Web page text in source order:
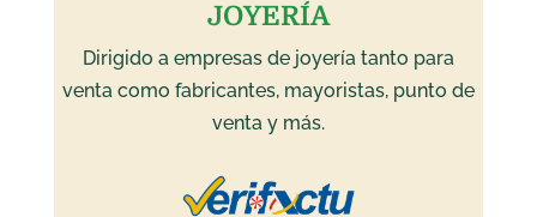
JOYERÍA
Dirigido a empresas de joyería tanto para
venta como fabricantes, mayoristas, punto de
venta y más.